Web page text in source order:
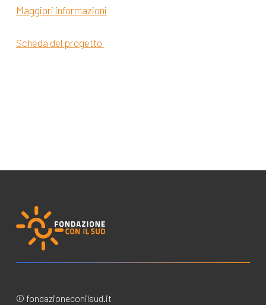
Maggiori informazioni
Scheda del progetto
© fondazioneconilsud.it